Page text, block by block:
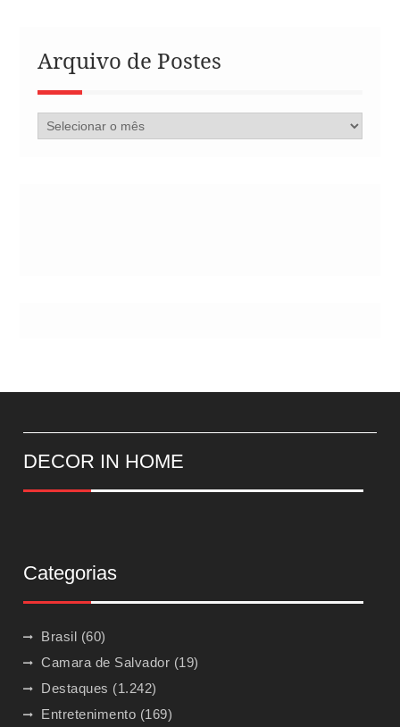
Arquivo de Postes
Arquivo
de
DECOR IN HOME
Categorias
Brasil (60)
Camara de Salvador (19)
Destaques (1.242)
Entretenimento (169)